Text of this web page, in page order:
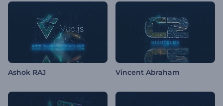
Ashok RAJ Vincent Abraham